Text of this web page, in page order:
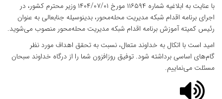
با عنایت به ابلاغیه شماره ۱۱۶۵۹۴ مورخ ۱۴۰۴/۰۷/۰۱ وزیر محترم کشور، در
اجرای برنامه اقدام شبکه مدیریت محله‌محور، بدینوسیله جنابعالی به عنوان
رئیس کمیته آموزش برنامه اقدام شبکه مدیریت محله‌محور منصوب می‌شوید.
امید است با اتکال به خداوند متعال، نسبت به تحقق اهداف مورد نظر
گام‌های اساسی برداشته شود. توفیق روزافزون شما را از درگاه خداوند سبحان
مسئلت می‌نماییم.